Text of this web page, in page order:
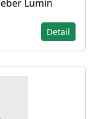
Lumin
Detail